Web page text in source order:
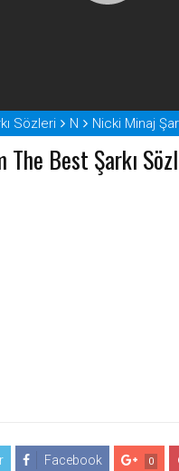
Sözleri N Nicki Minaj
Best Şarkı
Facebook 0